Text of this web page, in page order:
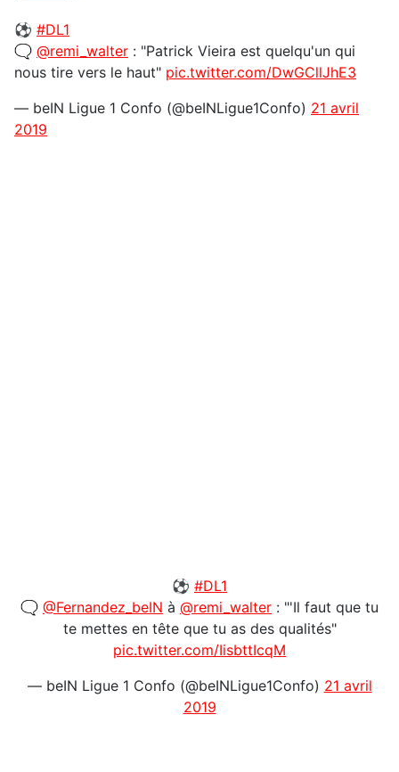
⚽️ #DL1
🗨️ @remi_walter : "Patrick Vieira est quelqu'un qui
nous tire vers le haut" pic.twitter.com/DwGCllJhE3
— beIN Ligue 1 Confo (@beINLigue1Confo) 21 avril
2019
⚽️ #DL1
🗨️ @Fernandez_beIN à @remi_walter : "'Il faut que tu
te mettes en tête que tu as des qualités"
pic.twitter.com/IisbttIcqM
— beIN Ligue 1 Confo (@beINLigue1Confo) 21 avril
2019